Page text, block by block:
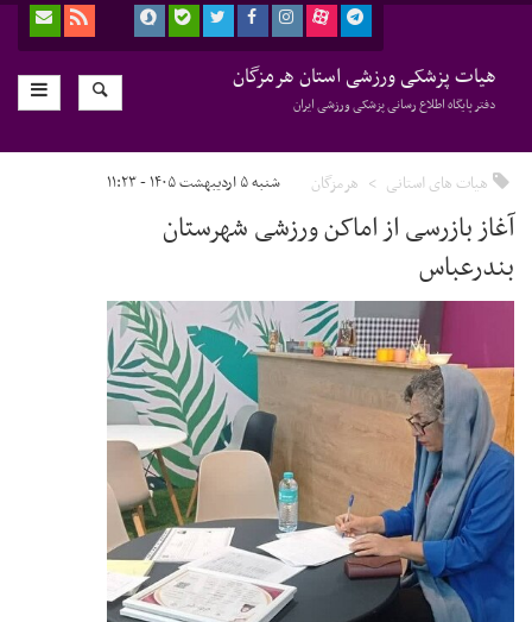
هیات پزشکی ورزشی استان هرمزگان
دفتر پایگاه اطلاع رسانی پزشکی ورزشی ایران
هیات های استانی هرمزگان شنبه ۵ اردیبهشت ۱۴۰۵ - ۱۱:۲۳
آغاز بازرسی از اماکن ورزشی شهرستان
بندرعباس